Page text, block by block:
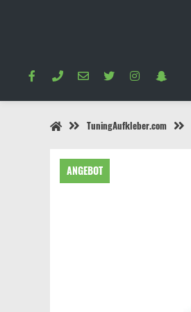
TuningAufkleber.com
ANGEBOT